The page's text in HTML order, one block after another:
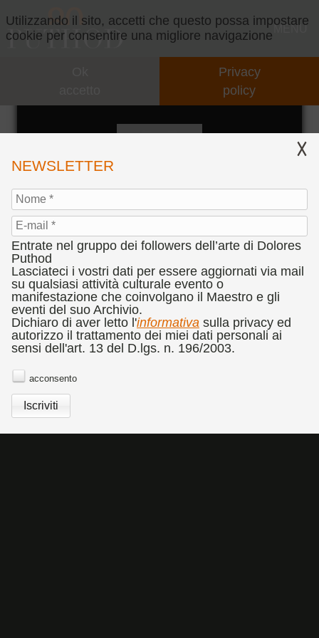
Utilizzando il sito, accetti che questo possa impostare
cookie per consentire una migliore navigazione
Privacy
policy
MENU
COLLABORAZIONI
PRESENTAZIONI
CENNI BIOGRAFICI
CATALOGO
PARTNERS
CONCORSI
BANDO CONCORSO D’ARTE DOLORES PUTHOD
"L'ANIMA DEL SEGNO TEATRALE"
BANDO CONCORSO DI FOTOGRAFIA DOLORES
PUTHOD
PRESS
RASSEGNA STAMPA
COMMEDIA DELL'ARTE
NEWSLETTER
"LA COMMEDIA UMANA", 1975
olio su tela, cm. 80 x 130
Cookies Policy
NEWSLETTER
Entrate nel gruppo dei followers dell’arte di Dolores
Puthod
Lasciateci i vostri dati per essere aggiornati via mail
su qualsiasi attività culturale evento o
manifestazione che coinvolgano il Maestro e gli
eventi del suo Archivio.
Dichiaro di aver letto l'informativa sulla privacy ed
autorizzo il trattamento dei miei dati personali ai
sensi dell'art. 13 del D.lgs. n. 196/2003.
acconsento